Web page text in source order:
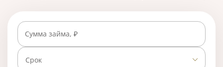
Вклады
высокий процент одобрения и моментальное
перечисление средств. На 01.05.2025 вам доступно
24 предложения со ставкой от 0% в день.
Сумма займа, ₽
Срок